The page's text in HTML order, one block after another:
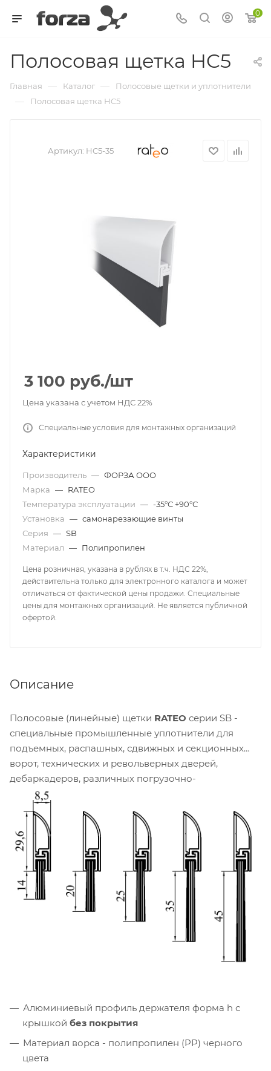
0
Полосовая щетка HC5
Главная — Каталог — Полосовые щетки и уплотнители
— Полосовая щетка HC5
Артикул: HC5-35
3 100 руб./шт
Цена указана с учетом НДС 22%
Специальные условия для монтажных организаций
Характеристики
Производитель — ФОРЗА ООО
Марка — RATEO
Температура эксплуатации — -35°С +90°С
Установка — самонарезающие винты
Серия — SB
Материал — Полипропилен
Цена розничная, указана в рублях в т.ч. НДС 22%,
действительна только для электронного каталога и может
отличаться от фактической цены продажи. Специальные
цены для монтажных организаций. Не является публичной
офертой.
Описание
Полосовые (линейные) щетки RATEO серии SB -
специальные промышленные уплотнители для
подъемных, распашных, сдвижных и секционных
ворот, технических и револьверных дверей,
дебаркадеров, различных погрузочно-
разгрузочных установок с высокой интенсивностью
эксплуатации
Алюминиевый профиль держателя форма h с
крышкой без покрытия
Материал ворса - полипропилен (PP) черного
цвета